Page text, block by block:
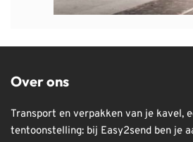
Over ons
Transport en verpakken van je kavel,
tentoonstelling: bij Easy2send ben je